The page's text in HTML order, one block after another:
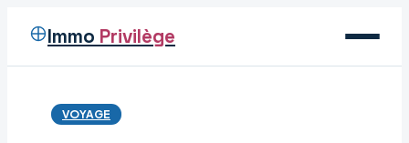
Immo Privilège
VoyageVOYAGE